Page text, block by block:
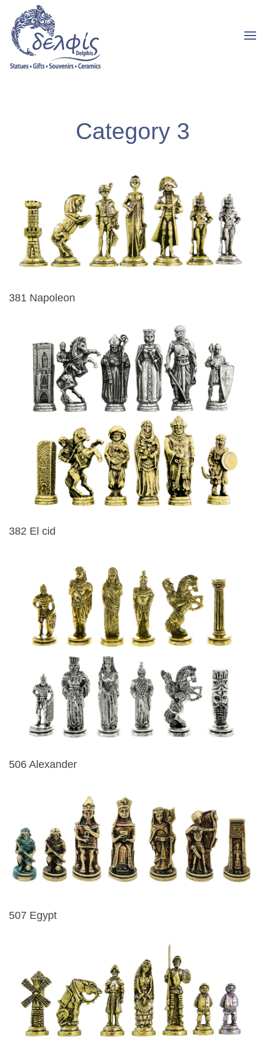
Category 3
381 Napoleon
382 El cid
506 Alexander
507 Egypt